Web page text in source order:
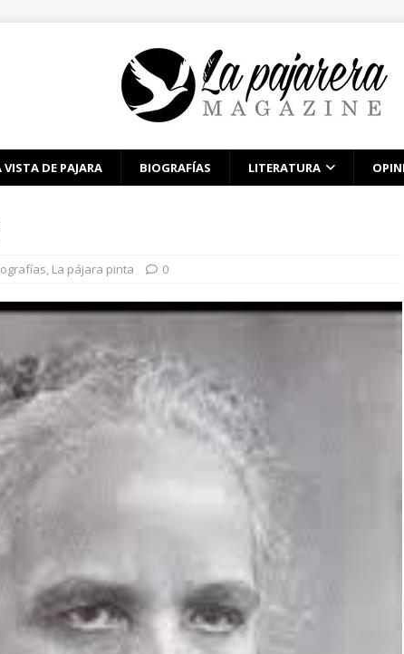
VISTA DE PAJARA BIOGRAFÍAS LITERATURA
, La pájara pinta 0